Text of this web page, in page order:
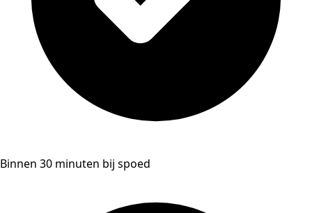
Binnen 30 minuten bij spoed